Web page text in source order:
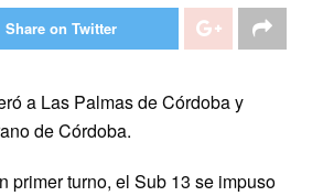
Share on Twitter
a Las Palmas de Córdoba y
de Córdoba.
primer turno, el Sub 13 se impuso